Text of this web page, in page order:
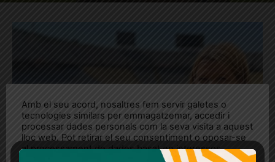
Amb el seu acord, nosaltres fem servir galetes o
tecnologies similars per emmagatzemar, accedir i
processar dades personals com la seva visita a aquest
lloc web. Pot retirar el seu consentiment o oposar-se
al processament de dades basat en interessos
legítims en qualsevol moment fent clic a "Ajustos de